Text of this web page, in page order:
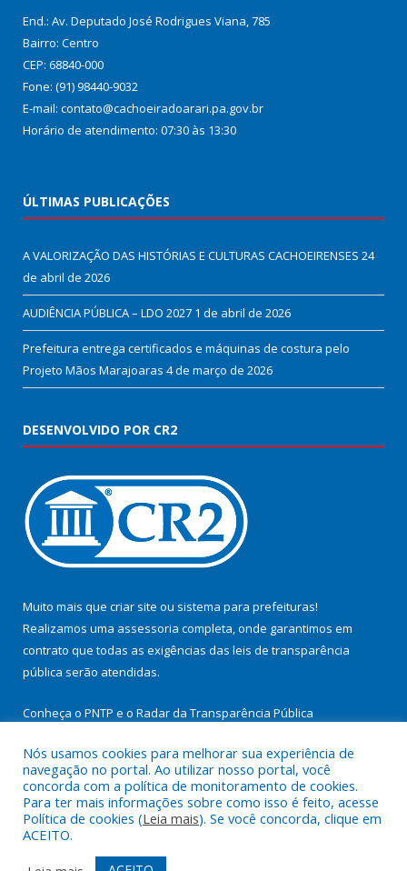
End.: Av. Deputado José Rodrigues Viana, 785
Bairro: Centro
CEP: 68840-000
Fone: (91) 98440-9032
E-mail: contato@cachoeiradoarari.pa.gov.br
Horário de atendimento: 07:30 às 13:30
ÚLTIMAS PUBLICAÇÕES
A VALORIZAÇÃO DAS HISTÓRIAS E CULTURAS CACHOEIRENSES 24
de abril de 2026
AUDIÊNCIA PÚBLICA – LDO 2027 1 de abril de 2026
Prefeitura entrega certificados e máquinas de costura pelo
Projeto Mãos Marajoaras 4 de março de 2026
DESENVOLVIDO POR CR2
Muito mais que criar site ou sistema para prefeituras!
Realizamos uma assessoria completa, onde garantimos em
contrato que todas as exigências das leis de transparência
pública serão atendidas.
Conheça o PNTP e o Radar da Transparência Pública
Todos os direitos reservados a Prefeitura Municipal de
Cachoeira do Arari.
Nós usamos cookies para melhorar sua experiência de
navegação no portal. Ao utilizar nosso portal, você
concorda com a política de monitoramento de cookies.
Para ter mais informações sobre como isso é feito, acesse
Política de cookies (Leia mais). Se você concorda, clique em
ACEITO.